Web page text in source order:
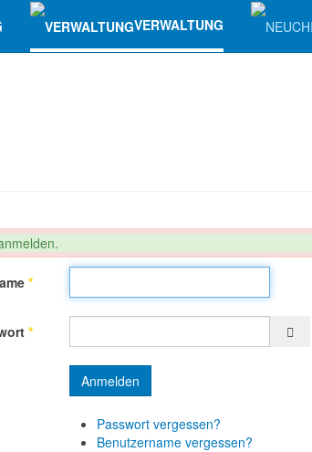
VERWALTUNG
*
*
Anmelden
Passwort vergessen?
Benutzername vergessen?